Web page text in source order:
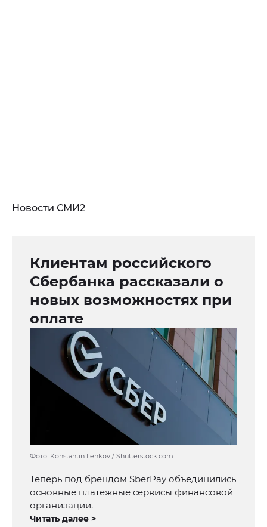
Новости СМИ2
Клиентам российского
Сбербанка рассказали о
новых возможностях при
оплате
Фото: Konstantin Lenkov / Shutterstock.com
Теперь под брендом SberPay объединились
основные платёжные сервисы финансовой
организации.
Читать далее >